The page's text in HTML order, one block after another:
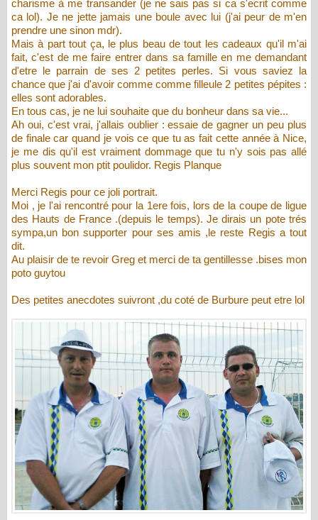
charisme à me transander (je ne sais pas si ca s'ecrit comme
ca lol). Je ne jette jamais une boule avec lui (j'ai peur de m'en
prendre une sinon mdr).
Mais à part tout ça, le plus beau de tout les cadeaux qu'il m'ai
fait, c'est de me faire entrer dans sa famille en me demandant
d'etre le parrain de ses 2 petites perles. Si vous saviez la
chance que j'ai d'avoir comme comme filleule 2 petites pépites :
elles sont adorables.
En tous cas, je ne lui souhaite que du bonheur dans sa vie...
Ah oui, c'est vrai, j'allais oublier : essaie de gagner un peu plus
de finale car quand je vois ce que tu as fait cette année à Nice,
je me dis qu'il est vraiment dommage que tu n'y sois pas allé
plus souvent mon ptit poulidor. Regis Planque
Merci Regis pour ce joli portrait.
Moi , je l'ai rencontré pour la 1ere fois, lors de la coupe de ligue
des Hauts de France .(depuis le temps). Je dirais un pote trés
sympa,un bon supporter pour ses amis ,le reste Regis a tout
dit.
Au plaisir de te revoir Greg et merci de ta gentillesse .bises mon
poto guytou
Des petites anecdotes suivront ,du coté de Burbure peut etre lol